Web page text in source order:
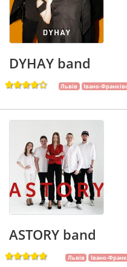
DYHAY band
Львів Івано-
ASTORY band
Львів Івано-